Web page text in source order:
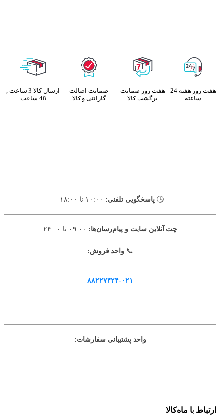
هفت روز هفته 24
ساعته
هفت روز ضمانت
برگشت کالا
ضمانت اصالت
گارانتی و کالا
ارسال کالا 3 ساعت ,
48 ساعت
🕒 پاسخگویی تلفنی:
چت آنلاین سایت و پیام‌رسان‌ها:
📞واحد فروش:
۸۸۲۲۷۳۲۴-۰۲۱
واحد پشتیبانی سفارشات:
ارتباط با ماه‌کالا